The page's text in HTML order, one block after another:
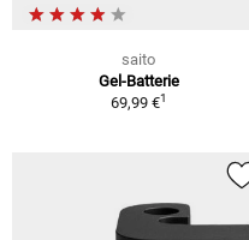
saito
Gel-Batterie
69,99 €1